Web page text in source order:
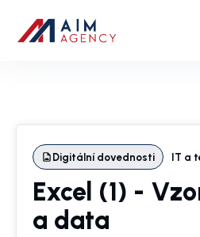
Digitální dovednosti IT a
Excel (1) -
a data